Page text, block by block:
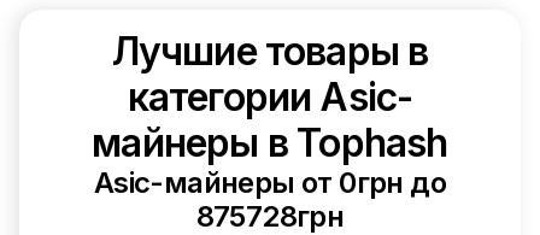
Лучшие товары в
категории Asic-
майнеры в Tophash
Asic-майнеры от 0грн до
875728грн